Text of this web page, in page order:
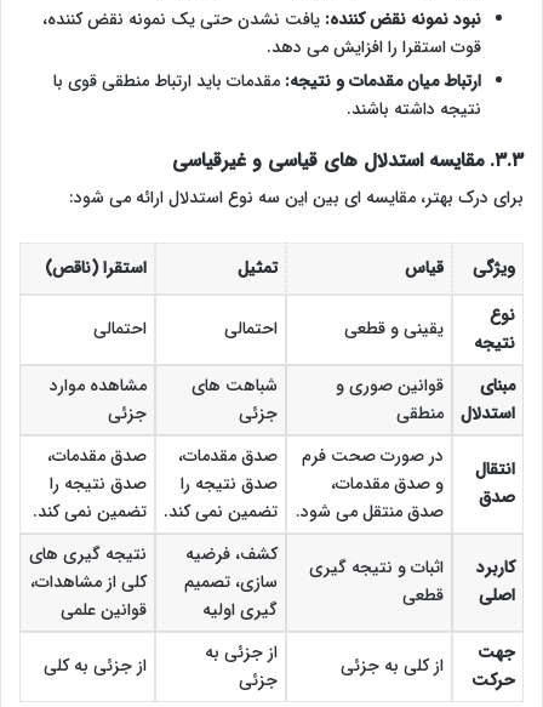
نبود نمونه نقض کننده: یافت نشدن حتی یک نمونه نقض کننده،
قوت استقرا را افزایش می دهد.
ارتباط میان مقدمات و نتیجه: مقدمات باید ارتباط منطقی قوی با
نتیجه داشته باشند.
۳.۳. مقایسه استدلال های قیاسی و غیرقیاسی
برای درک بهتر، مقایسه ای بین این سه نوع استدلال ارائه می شود:
ویژگی قیاس تمثیل
استقرا (ناقص)
نوع
نتیجه
یقینی و قطعی احتمالی احتمالی
مبنای
استدلال
قوانین صوری و
منطقی
شباهت های
جزئی
مشاهده موارد
جزئی
انتقال
صدق
در صورت صحت فرم
و صدق مقدمات،
صدق منتقل می شود.
صدق مقدمات،
صدق نتیجه را
تضمین نمی کند.
صدق مقدمات،
صدق نتیجه را
تضمین نمی کند.
کاربرد
اصلی
اثبات و نتیجه گیری
قطعی
کشف، فرضیه
سازی، تصمیم
گیری اولیه
نتیجه گیری های
کلی از مشاهدات،
قوانین علمی
جهت
حرکت
از کلی به جزئی
از جزئی به
جزئی
از جزئی به کلی